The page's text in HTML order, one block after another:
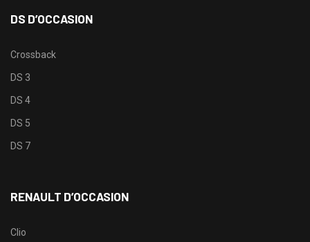
DS D’OCCASION
Crossback
DS 3
DS 4
DS 5
DS 7
RENAULT D’OCCASION
Clio